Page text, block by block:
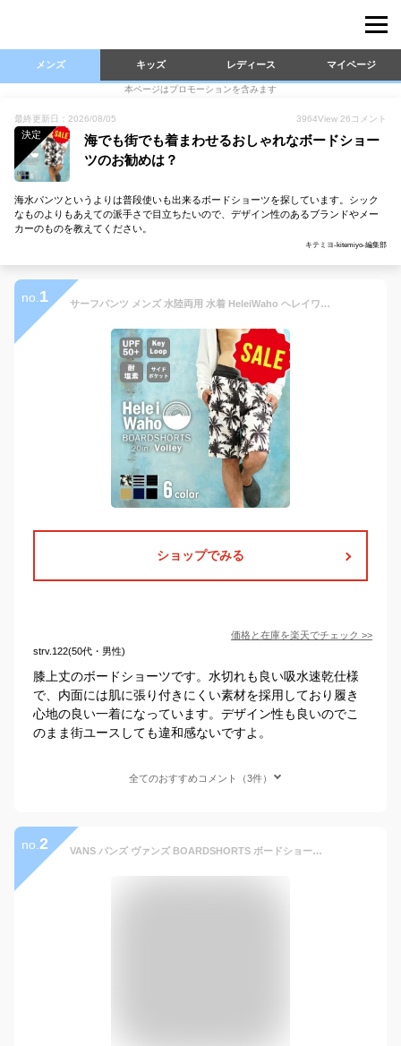
メンズ キッズ レディース マイページ
本ページはプロモーションを含みます
最終更新日：2026/08/05 3964View 26 コメント
決定
海でも街でも着まわせるおしゃれなボードショー
ツのお勧めは？
海水パンツというよりは普段使いも出来るボードショーツを探しています。シック
なものよりもあえての派手さで目立ちたいので、デザイン性のあるブランドやメー
カーのものを教えてください。
キテミヨ-kitemiyo-編集部
no. 1 サーフパンツ メンズ 水陸両用 水着 HeleiWaho ヘレイワホ ブランド ボードショーツ VOLLEY 20インチ 海パン ロング 大きいサイズ
ショップでみる
価格と在庫を楽天でチェック >>
strv.122(50代・男性)
膝上丈のボードショーツです。水切れも良い吸水速乾仕様
で、内面には肌に張り付きにくい素材を採用しており履き
心地の良い一着になっています。デザイン性も良いのでこ
のまま街ユースしても違和感ないですよ。
全てのおすすめコメント（3件）
no. 2 VANS バンズ ヴァンズ BOARDSHORTS ボードショーツ NEWLAND 18" サーフパンツ サーフィン SURFING